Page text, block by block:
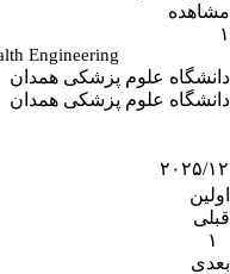
مشاهده
۱
Engineering
دانشگاه علوم پزشکی همدان
دانشگاه علوم پزشکی همدان
۲۰۲۵/۱۲
اولین
قبلی
۱
بعدی